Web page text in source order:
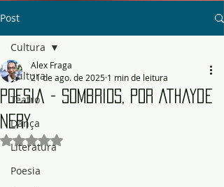
Post
Cultura
Teatro
Dança
Literatura
Poesia
Cultura
Poesia - Sombrios, por Athayde
Nery
Alex Fraga
21 de ago. de 2025 1 min de leitura
Avaliado com NaN de 5 estrelas.